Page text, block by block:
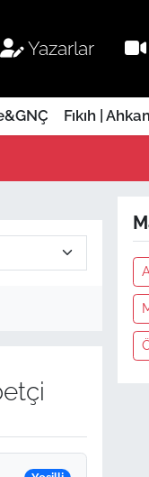
Yazarlar
Fıkıh |